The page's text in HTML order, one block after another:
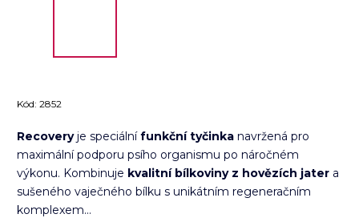
Kód: 2852
Recoveryje speciálnífunkční tyčinka navržená pro
maximální podporu psího organismu po náročném
výkonu. Kombinuje kvalitní bílkoviny z hovězích jater a
sušeného vaječného bílku s unikátním regeneračním
komplexem...